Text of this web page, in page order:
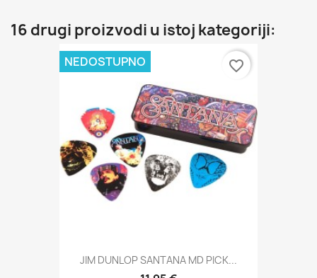
16 drugi proizvodi u istoj kategoriji:
JIM DUNLOP SANTANA MD PICK...
NEDOSTUPNO favorite_border